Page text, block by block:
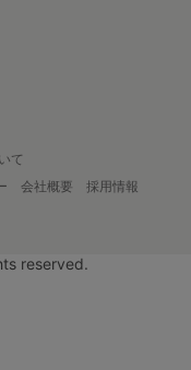
て
会社概要
採用情報
reserved.